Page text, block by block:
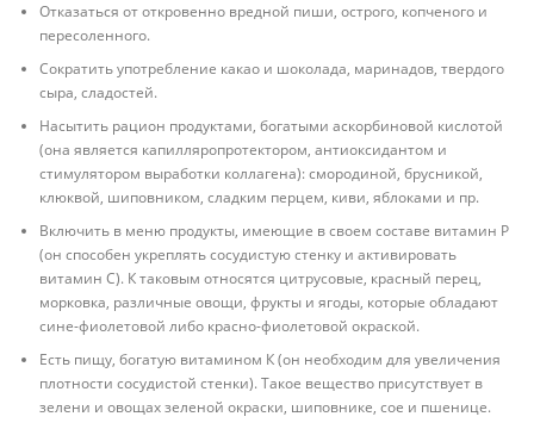
Отказаться от откровенно вредной пиши, острого, копченого и
пересоленного.
Сократить употребление какао и шоколада, маринадов, твердого
сыра, сладостей.
Насытить рацион продуктами, богатыми аскорбиновой кислотой
(она является капилляропротектором, антиоксидантом и
стимулятором выработки коллагена): смородиной, брусникой,
клюквой, шиповником, сладким перцем, киви, яблоками и пр.
Включить в меню продукты, имеющие в своем составе витамин Р
(он способен укреплять сосудистую стенку и активировать
витамин С). К таковым относятся цитрусовые, красный перец,
морковка, различные овощи, фрукты и ягоды, которые обладают
сине-фиолетовой либо красно-фиолетовой окраской.
Есть пищу, богатую витамином К (он необходим для увеличения
плотности сосудистой стенки). Такое вещество присутствует в
зелени и овощах зеленой окраски, шиповнике, сое и пшенице.